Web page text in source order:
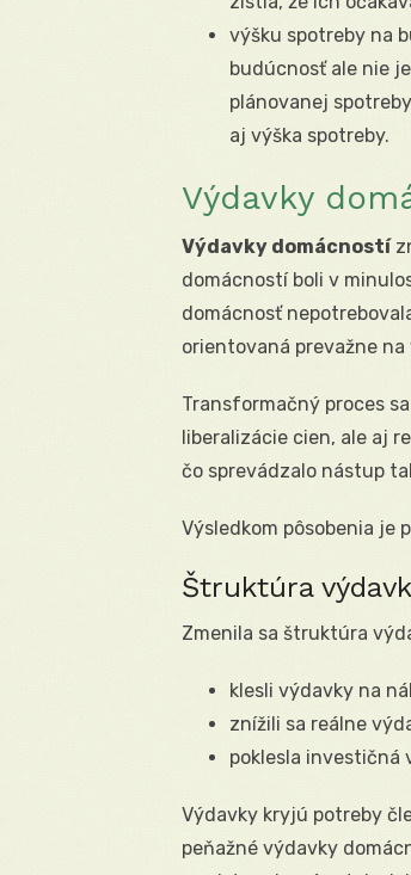
výšku spotreby na
budúcnosť ale nie
plánovanej
aj výška spotreby.
Výdavky
Výdavky domácností
domácností boli v
domácnosť
orientovaná prevažne
Transformačný proces
liberalizácie cien, ale aj
čo sprevádzalo nástup
Výsledkom pôsobenia je
Štruktúra
Zmenila sa štruktúra
klesli výdavky na
znížili sa reálne
poklesla investičná
Výdavky kryjú potreby
peňažné výdavky